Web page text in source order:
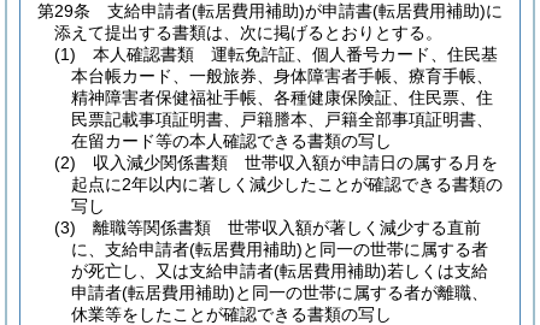
第29条
支給申請者(転居費用補助)が申請書(転居費用補助)に
添えて提出する書類は、次に掲げるとおりとする。
(1)
本人確認書類 運転免許証、個人番号カード、住民基
本台帳カード、一般旅券、身体障害者手帳、療育手帳、
精神障害者保健福祉手帳、各種健康保険証、住民票、住
民票記載事項証明書、戸籍謄本、戸籍全部事項証明書、
在留カード等の本人確認できる書類の写し
(2)
収入減少関係書類 世帯収入額が申請日の属する月を
起点に2年以内に著しく減少したことが確認できる書類の
写し
(3)
離職等関係書類 世帯収入額が著しく減少する直前
に、支給申請者(転居費用補助)と同一の世帯に属する者
が死亡し、又は支給申請者(転居費用補助)若しくは支給
申請者(転居費用補助)と同一の世帯に属する者が離職、
休業等をしたことが確認できる書類の写し